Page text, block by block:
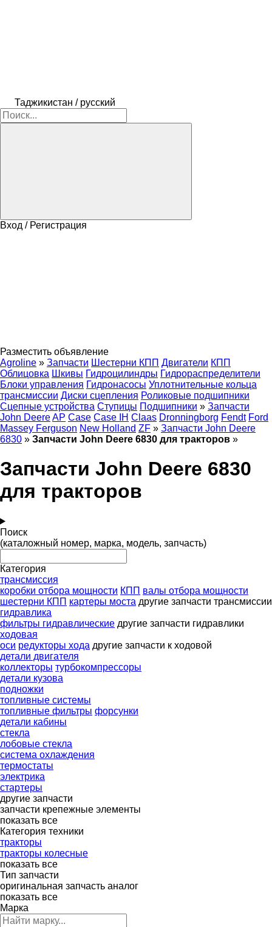
Таджикистан / русский
Вход / Регистрация
Разместить объявление
Agroline » Запчасти Шестерни КПП Двигатели КПП
Облицовка Шкивы Гидроцилиндры Гидрораспределители
Блоки управления Гидронасосы Уплотнительные кольца
трансмиссии Диски сцепления Роликовые подшипники
Сцепные устройства Ступицы Подшипники » Запчасти
John DeereAP Case Case IH Claas Dronningborg Fendt Ford
Massey Ferguson New Holland ZF » Запчасти John Deere
6830 » Запчасти John Deere 6830 для тракторов »
Запчасти John Deere 6830
для тракторов
Поиск
(каталожный номер, марка, модель, запчасть)
Категория
трансмиссия
коробки отбора мощности КПП валы отбора мощности
шестерни КПП картеры моста другие запчасти трансмиссии
гидравлика
фильтры гидравлические другие запчасти гидравлики
ходовая
оси редукторы хода другие запчасти к ходовой
детали двигателя
коллекторы турбокомпрессоры
детали кузова
подножки
топливные системы
топливные фильтры форсунки
детали кабины
стекла
лобовые стекла
система охлаждения
термостаты
электрика
стартеры
другие запчасти
запчасти крепежные элементы
показать все
Категория техники
тракторы
тракторы колесные
показать все
Тип запчасти
оригинальная запчасть аналог
показать все
Марка